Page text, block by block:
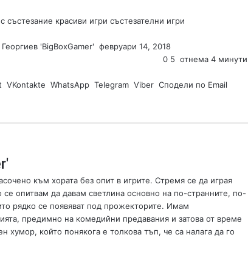
състезание красиви игри състезателни игри
'BigBoxGamer' S
d
e
февруари 14, 2018
0 5 отнема 4 минути
VKontakte WhatsApp Telegram Viber Сподели по Email
към хората без опит в игрите. Стремя се да играя
опитвам да давам светлина основно на по-странните, по-
рядко се появяват под прожекторите. Имам
предимно на комедийни предавания и затова от време
който понякога е толкова тъп, че са налага да го